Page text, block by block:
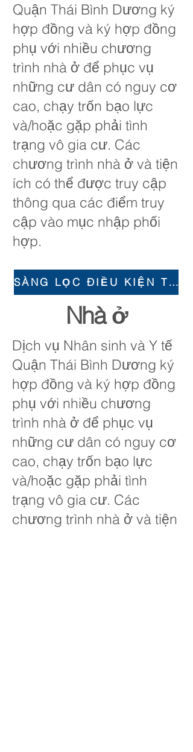
Quận Thái Bình Dương ký
hợp đồng và ký hợp đồng
phụ với nhiều chương
trình nhà ở để phục vụ
những cư dân có nguy cơ
cao, chạy trốn bạo lực
và/hoặc gặp phải tình
trạng vô gia cư. Các
chương trình nhà ở và tiện
ích có thể được truy cập
thông qua các điểm truy
cập vào mục nhập phối
hợp.
SÀNG LỌC ĐIỀU KIỆN THAM GIA PHỐI HỢP
Nhà ở
Dịch vụ Nhân sinh và Y tế
Quận Thái Bình Dương ký
hợp đồng và ký hợp đồng
phụ với nhiều chương
trình nhà ở để phục vụ
những cư dân có nguy cơ
cao, chạy trốn bạo lực
và/hoặc gặp phải tình
trạng vô gia cư. Các
chương trình nhà ở và tiện